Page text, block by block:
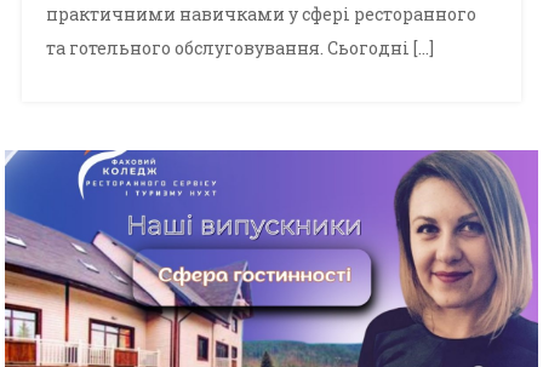
практичними навичками у сфері ресторанного
та готельного обслуговування. Сьогодні […]